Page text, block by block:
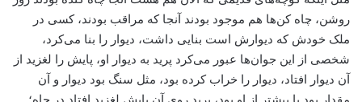
روشن، چاه کن‌ها هم موجود بودند آنجا که مراقب بودند، کسی در
ملک خودش که دیوارش است بنایی داشت، دیوار را بنا می‌کرد،
شخصی از این جوان‌ها عبور می‌کرد پرید به دیوار او، پایش را لغزید از
آن دیوار افتاد، دیوار را خراب کرده بود، مثل سنگ بود دیوار و آن